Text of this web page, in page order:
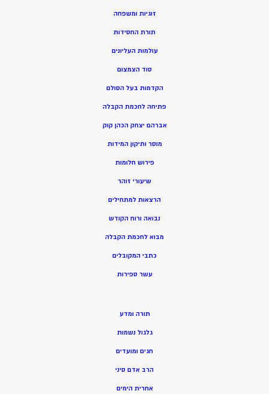
זוגיות ומשפחה
תורת החסידות
עולמות העליונים
סוד הצמצום
הקדמות בעל הסולם
פתיחה לחכמת הקבלה
אברהם יצחק הכהן קוק
מוסר ותיקון המידות
פירוש חלומות
שיעורי זוהר
הרצאות למתחילים
נבואה ורוח הקודש
מבוא לחכמת הקבלה
כתבי המקובלים
עשר ספירות
תורה ומדע
גלגול נשמות
חגים ומועדים
הרב אדם סיני
אחרית הימים